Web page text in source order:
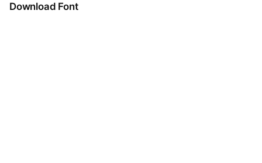
Download Font